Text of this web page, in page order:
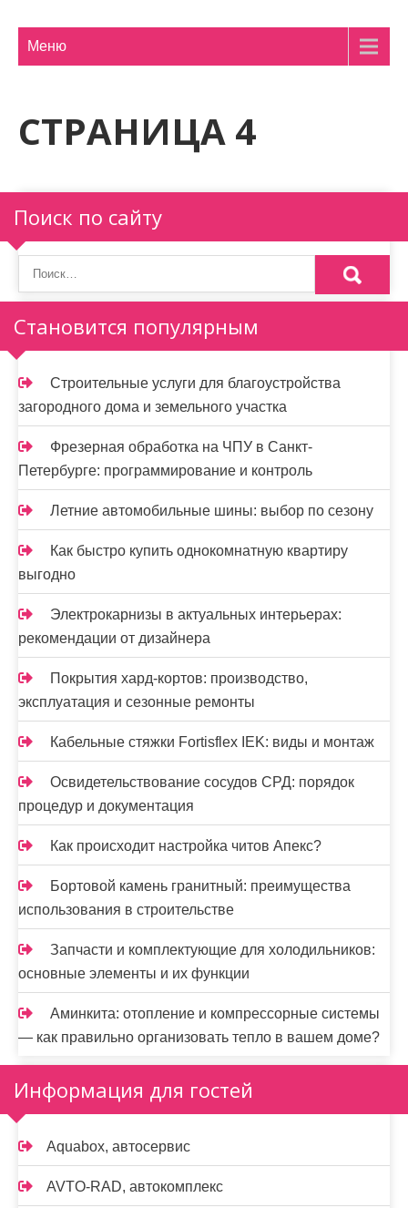
Меню
СТРАНИЦА 4
Поиск по сайту
Становится популярным
Строительные услуги для благоустройства
загородного дома и земельного участка
Фрезерная обработка на ЧПУ в Санкт-
Петербурге: программирование и контроль
Летние автомобильные шины: выбор по сезону
Как быстро купить однокомнатную квартиру
выгодно
Электрокарнизы в актуальных интерьерах:
рекомендации от дизайнера
Покрытия хард-кортов: производство,
эксплуатация и сезонные ремонты
Кабельные стяжки Fortisflex IEK: виды и монтаж
Освидетельствование сосудов СРД: порядок
процедур и документация
Как происходит настройка читов Апекс?
Бортовой камень гранитный: преимущества
использования в строительстве
Запчасти и комплектующие для холодильников:
основные элементы и их функции
Аминкита: отопление и компрессорные системы
— как правильно организовать тепло в вашем доме?
Информация для гостей
Aquabox, автосервис
AVTO-RAD, автокомплекс